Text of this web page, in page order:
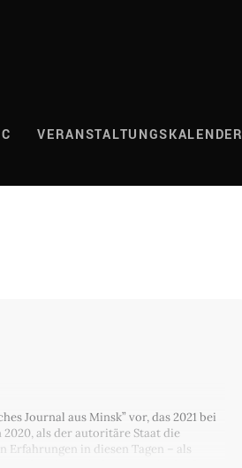
VERANSTALTUNGSKALENDER
Journal aus Minsk” vor, das 2021 bei
als der autoritäre Staat die
Erfahrungen in diesen Tagen – als